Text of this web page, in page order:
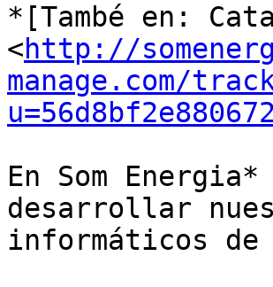
*[També en:
<http://
manage.com/
En Som
desarrollar
informáticos